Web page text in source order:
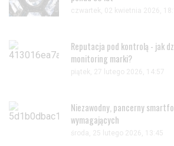
czwartek, 02 kwietnia 2026,
Reputacja pod kontrolą - jak
monitoring marki?
piątek, 27 lutego 2026, 14:57
Niezawodny, pancerny
wymagających
środa, 25 lutego 2026, 13:45